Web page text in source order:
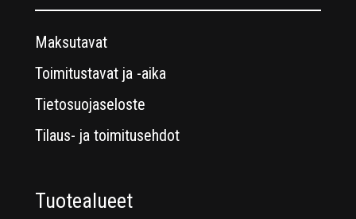
Maksutavat
Toimitustavat ja -aika
Tietosuojaseloste
Tilaus- ja toimitusehdot
Tuotealueet